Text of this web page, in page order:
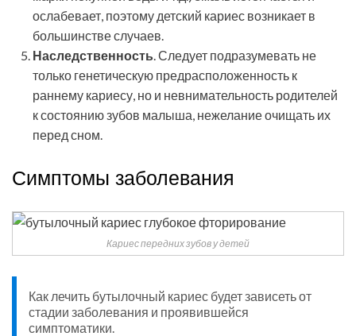
ослабевает, поэтому детский кариес возникает в
большинстве случаев.
Наследственность. Следует подразумевать не
только генетическую предрасположенность к
раннему кариесу, но и невнимательность родителей
к состоянию зубов малыша, нежелание очищать их
перед сном.
Симптомы заболевания
Кариес передних зубов у детей
Как лечить бутылочный кариес будет зависеть от
стадии заболевания и проявившейся
симптоматики.